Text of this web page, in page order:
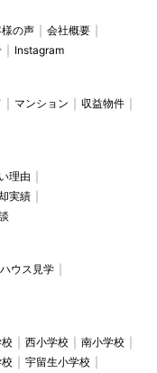
の声
会社概要
Instagram
マンション
収益物件
理由
実績
ウス見学
西小学校
南小学校
宇留生小学校